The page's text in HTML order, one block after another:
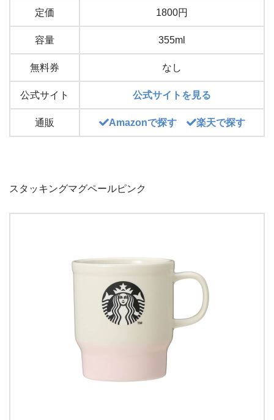
定価 1800円
容量 355ml
無料券 なし
公式サイト 公式サイトを見る
通販 Amazonで探す 楽天で探す
スタッキングマグペールピンク